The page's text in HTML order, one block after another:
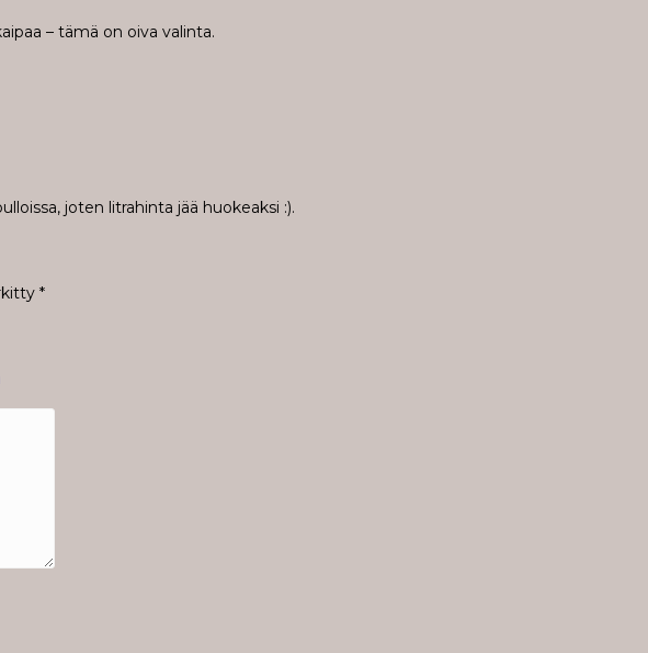
– tämä on oiva valinta.
joten litrahinta jää huokeaksi :).
*